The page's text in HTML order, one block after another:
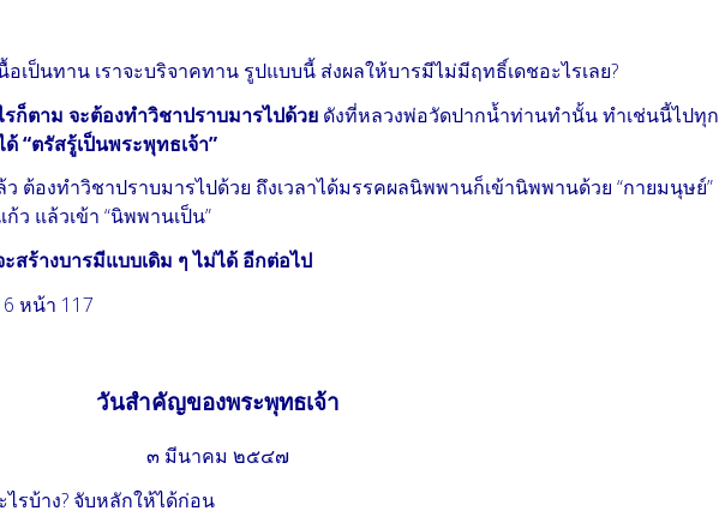
เป็นทาน เราจะบริจาคทาน รูปแบบนี้ ส่งผลให้บารมีไม่มีฤทธิ์เดชอะไรเลย?
ก็ตาม จะต้องทำวิชาปราบมารไปด้วย ดังที่หลวงพ่อวัดปากน้ำท่านทำนั้น ทำเช่นนี้ไปทุก
ด้ “ตรัสรู้เป็นพระพุทธเจ้า”
องทำวิชาปราบมารไปด้วย ถึงเวลาได้มรรคผลนิพพานก็เข้านิพพานด้วย “กายมนุษย์”
ว แล้วเข้า “นิพพานเป็น”
างบารมีแบบเดิม ๆ ไม่ได้ อีกต่อไป
หน้า 117
วันสำคัญของพระพุทธเจ้า
๓ มีนาคม ๒๕๔๗
บ้าง? จับหลักให้ได้ก่อน